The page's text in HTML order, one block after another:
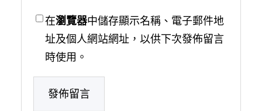
在瀏覽器中儲存顯示名稱、電子郵件地
址及個人網站網址，以供下次發佈留言
時使用。